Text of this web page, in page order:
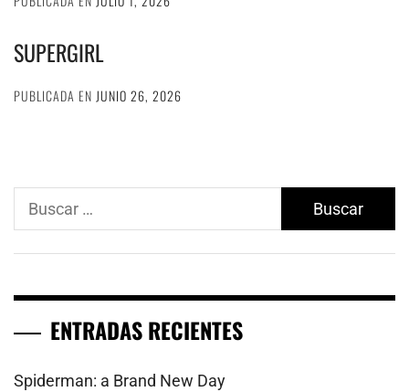
SUPERGIRL
PUBLICADA EN JUNIO 26, 2026
Buscar:
ENTRADAS RECIENTES
Spiderman: a Brand New Day